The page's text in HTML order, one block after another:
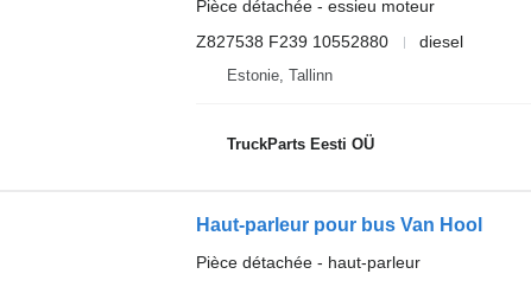
Pièce détachée - essieu moteur
Z827538 F239 10552880
diesel
Estonie, Tallinn
TruckParts Eesti OÜ
Haut-parleur pour bus Van Hool
Pièce détachée - haut-parleur